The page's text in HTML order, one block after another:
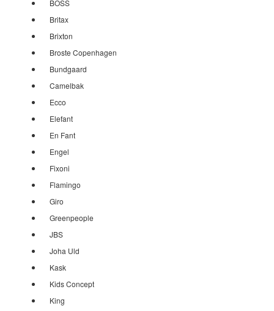
BOSS
Britax
Brixton
Broste Copenhagen
Bundgaard
Camelbak
Ecco
Elefant
En Fant
Engel
Fixoni
Flamingo
Giro
Greenpeople
JBS
Joha Uld
Kask
Kids Concept
King